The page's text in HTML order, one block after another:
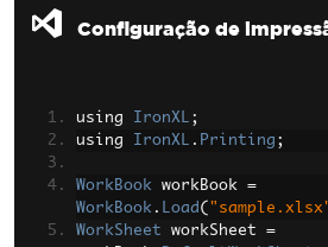
Configuração de
using IronXL ;
using IronXL . Printing ;
WorkBook workBook =
WorkBook . Load (
WorkSheet workSheet =